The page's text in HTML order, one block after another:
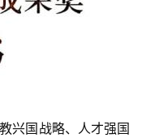
兴国战略、人才强国